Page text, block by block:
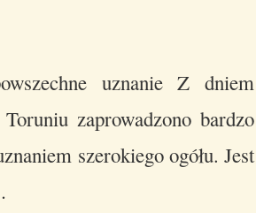
uznanie Z dniem
zaprowadzono bardzo
szerokiego ogółu. Jest